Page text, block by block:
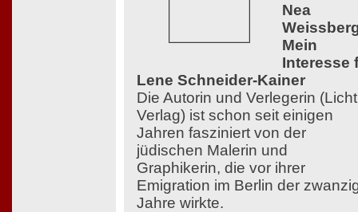
Nea
Mein
Interesse
Lene Schneider-Kainer
Die Autorin und Verlegerin
Verlag) ist schon seit einigen
Jahren fasziniert von der
jüdischen Malerin und
Graphikerin, die vor ihrer
Emigration im Berlin der
Jahre wirkte.